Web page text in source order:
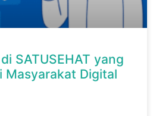
SATUSEHAT yang
Masyarakat Digital